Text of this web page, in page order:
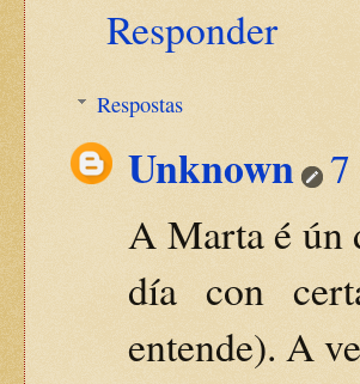
Responder
Respostas
Unknown
A Marta é ún
día con
entende). A